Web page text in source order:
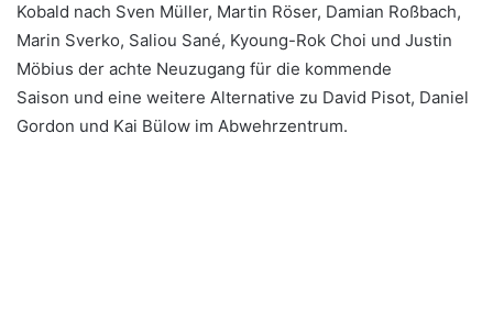
Kobald nach Sven Müller, Martin Röser, Damian Roßbach,
Marin Sverko, Saliou Sané, Kyoung-Rok Choi und Justin
Möbius der achte Neuzugang für die kommende
Saison und eine weitere Alternative zu David Pisot, Daniel
Gordon und Kai Bülow im Abwehrzentrum.